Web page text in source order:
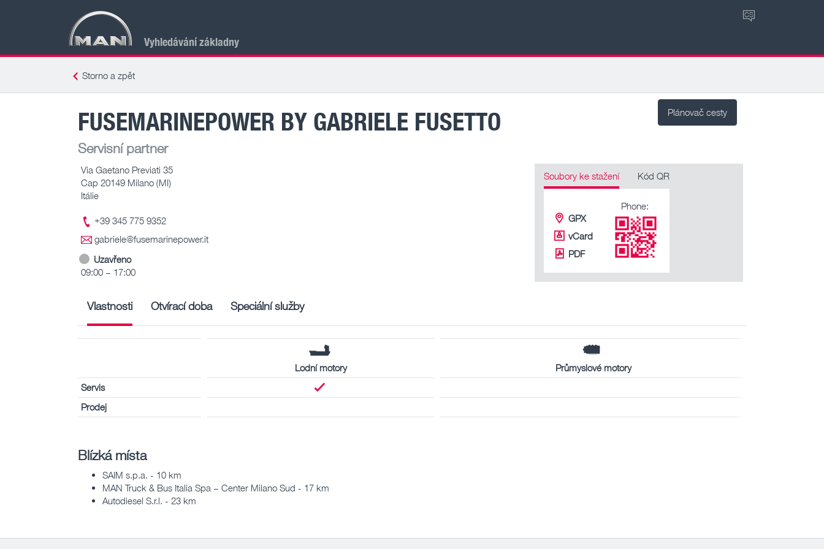
Vyhledávání základny
CS
Storno a zpět
Plánovač cesty
FUSEMARINEPOWER BY GABRIELE FUSETTO
Servisní partner
Via Gaetano Previati 35
Cap 20149 Milano (MI)
Itálie
+39 345 775 9352
gabriele@fusemarinepower.it
Uzavřeno
09:00 – 17:00
Soubory ke stažení Kód QR
GPX
vCard
PDF
Phone:
Vlastnosti Otvírací doba Speciální služby
Lodní motory
Průmyslové motory
Servis
Prodej
Blízká místa
SAIM s.p.a. - 10 km
MAN Truck & Bus Italia Spa – Center Milano Sud - 17 km
Autodiesel S.r.l. - 23 km